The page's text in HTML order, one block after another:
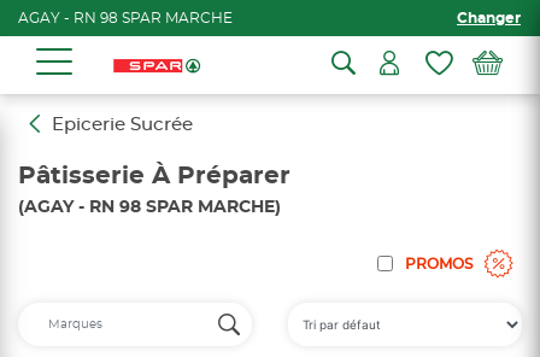
AGAY - RN 98 SPAR MARCHE Changer
Epicerie Sucrée
Pâtisserie À Préparer
(AGAY - RN 98 SPAR MARCHE)
PROMOS